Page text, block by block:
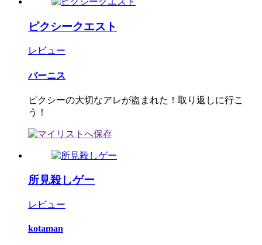
ピクシークエスト
レビュー
バーニス
ピクシーの大切なアレが盗まれた！取り返しに行こ
う！
所見殺しゲー
レビュー
kotaman